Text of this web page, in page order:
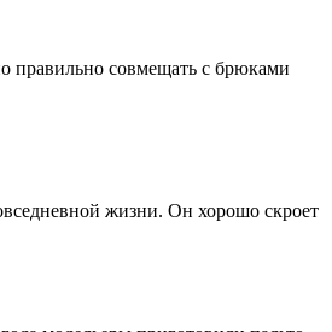
правильно совмещать с брюками
жизни. Он хорошо скроет